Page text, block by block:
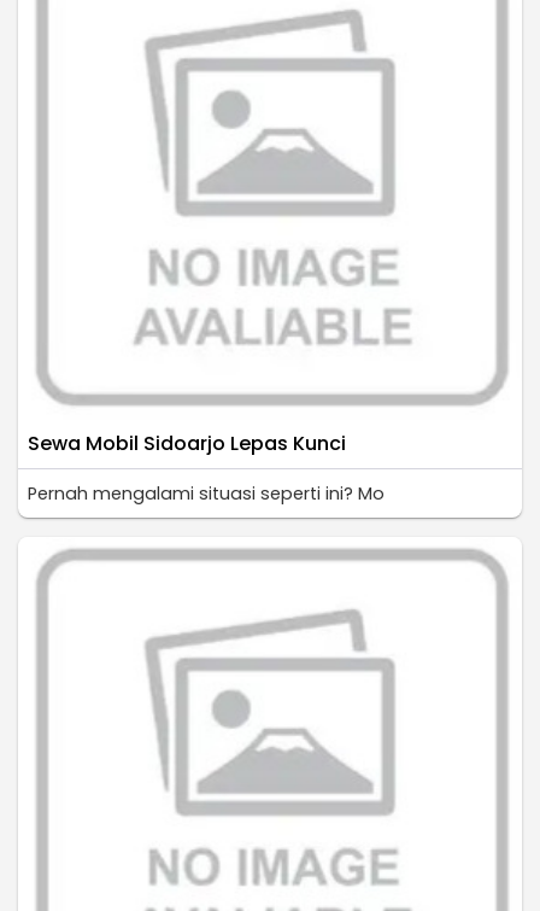
Sewa Mobil Sidoarjo Lepas Kunci
Pernah mengalami situasi seperti ini? Mo